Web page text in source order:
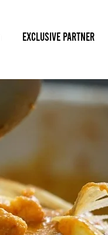
Exclusive Partner